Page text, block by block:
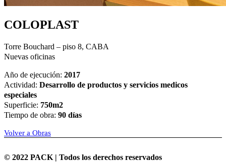
COLOPLAST
Torre Bouchard – piso 8, CABA
Nuevas oficinas
Año de ejecución: 2017
Actividad: Desarrollo de productos y servicios medicos
especiales
Superficie: 750m2
Tiempo de obra: 90 días
Volver a Obras
© 2022 PACK | Todos los derechos reservados